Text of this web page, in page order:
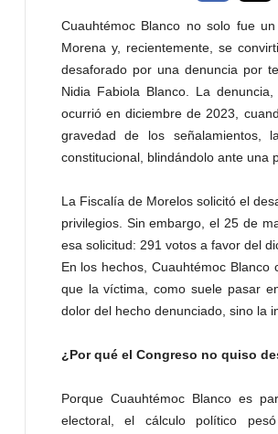
Cuauhtémoc Blanco no solo fue
Morena y, recientemente, se
desaforado por una denuncia por
Nidia Fabiola Blanco. La
ocurrió en diciembre de 2023,
gravedad de los señalamientos,
constitucional, blindándolo ante una
La Fiscalía de Morelos solicitó el
privilegios. Sin embargo, el 25 de
esa solicitud: 291 votos a favor del
En los hechos, Cuauhtémoc
que la víctima, como suele pasar
dolor del hecho denunciado, sino la
¿Por qué el Congreso no quiso
Porque Cuauhtémoc Blanco es
electoral, el cálculo político